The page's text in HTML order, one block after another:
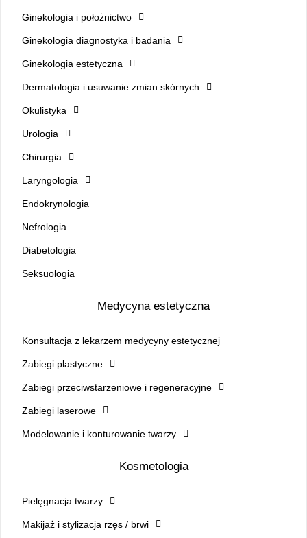
Ginekologia i położnictwo
Ginekologia diagnostyka i badania
Ginekologia estetyczna
Dermatologia i usuwanie zmian skórnych
Okulistyka
Urologia
Chirurgia
Laryngologia
Endokrynologia
Nefrologia
Diabetologia
Seksuologia
Medycyna estetyczna
Konsultacja z lekarzem medycyny estetycznej
Zabiegi plastyczne
Zabiegi przeciwstarzeniowe i regeneracyjne
Zabiegi laserowe
Modelowanie i konturowanie twarzy
Kosmetologia
Pielęgnacja twarzy
Makijaż i stylizacja rzęs / brwi